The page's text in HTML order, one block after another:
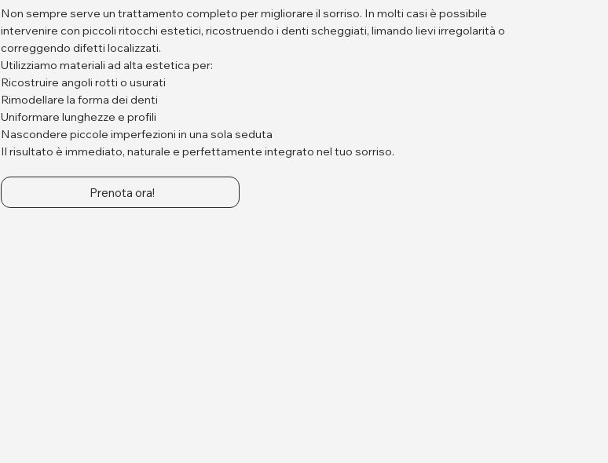
Non sempre serve un trattamento completo per migliorare il sorriso. In molti casi è possibile
intervenire con piccoli ritocchi estetici, ricostruendo i denti scheggiati, limando lievi irregolarità o
correggendo difetti localizzati.
Utilizziamo materiali ad alta estetica per:
Ricostruire angoli rotti o usurati
Rimodellare la forma dei denti
Uniformare lunghezze e profili
Nascondere piccole imperfezioni in una sola seduta
Il risultato è immediato, naturale e perfettamente integrato nel tuo sorriso.
Prenota ora!